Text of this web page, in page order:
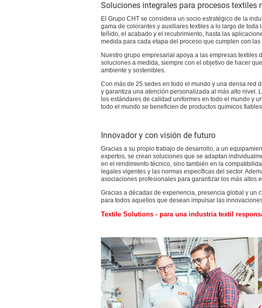
Soluciones integrales para procesos textiles
El Grupo CHT se considera un socio estratégico de la
gama de colorantes y auxiliares textiles a lo largo de
teñido, el acabado y el recubrimiento, hasta las
medida para cada etapa del proceso que cumplen con
Nuestro grupo empresarial apoya a las empresas
soluciones a medida, siempre con el objetivo de hacer
ambiente y sostenibles.
Con más de 25 sedes en todo el mundo y una densa red
y garantiza una atención personalizada al más alto nivel.
los estándares de calidad uniformes en todo el mundo y
todo el mundo se beneficien de productos químicos
Innovador y con visión de futuro
Gracias a su propio trabajo de desarrollo, a un
expertos, se crean soluciones que se adaptan
en el rendimiento técnico, sino también en la
legales vigentes y las normas específicas del sector.
asociaciones profesionales para garantizar los más altos
Gracias a décadas de experiencia, presencia global y un
para todos aquellos que desean impulsar las
Textile Solutions - para una industria textil